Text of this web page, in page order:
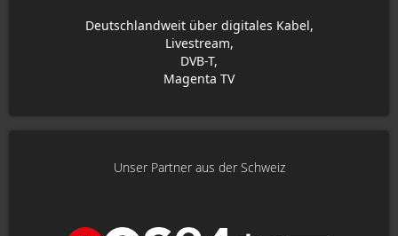
Deutschlandweit über digitales Kabel,
Livestream,
DVB-T,
Magenta TV
Unser Partner aus der Schweiz